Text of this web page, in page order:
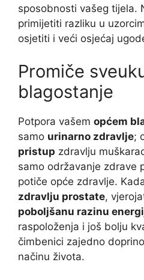
sposobnosti vašeg tijela.
primijetiti razliku u
osjetiti i veći osjećaj
Promiče
blagostanje
Potpora vašem općem
samo urinarno zdravlje;
pristup zdravlju
samo održavanje zdrave
potiče opće zdravlje.
zdravlju prostate,
poboljšanu razinu
raspoloženja i još bolju
čimbenici zajedno
načinu života.